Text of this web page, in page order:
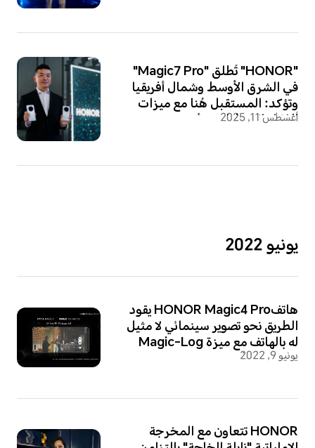
"HONOR" تُطلق "Magic7 Pro"
في الشرق الأوسط وشمال أفريقيا
وتؤكد: المستقبل هُنا مع ميزات
الذكاء الاصطناعي وأحدث
أغسطس 11, 2025
يونيو 2022
هاتفHONOR Magic4 Pro يقود
الطريق نحو تصوير سينمائي لا مثيل
له بالهاتف مع ميزة Magic-Log
Movie Master
يونيو 9, 2022
HONOR تتعاون مع المخرجة